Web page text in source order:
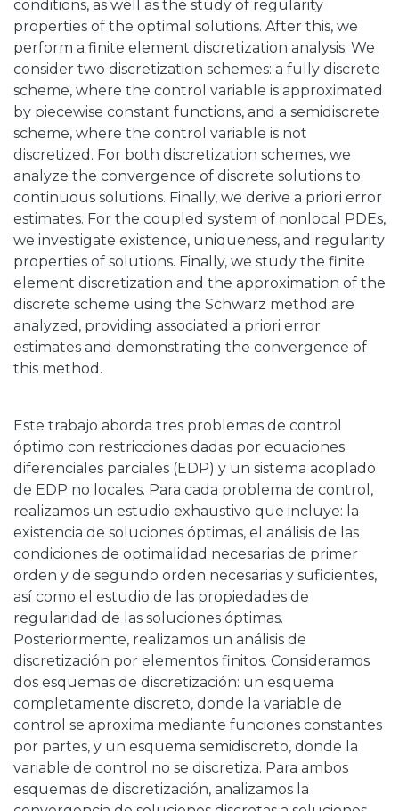
conditions, as well as the study of regularity
properties of the optimal solutions. After this, we
perform a finite element discretization analysis. We
consider two discretization schemes: a fully discrete
scheme, where the control variable is approximated
by piecewise constant functions, and a semidiscrete
scheme, where the control variable is not
discretized. For both discretization schemes, we
analyze the convergence of discrete solutions to
continuous solutions. Finally, we derive a priori error
estimates. For the coupled system of nonlocal PDEs,
we investigate existence, uniqueness, and regularity
properties of solutions. Finally, we study the finite
element discretization and the approximation of the
discrete scheme using the Schwarz method are
analyzed, providing associated a priori error
estimates and demonstrating the convergence of
this method.
Este trabajo aborda tres problemas de control
óptimo con restricciones dadas por ecuaciones
diferenciales parciales (EDP) y un sistema acoplado
de EDP no locales. Para cada problema de control,
realizamos un estudio exhaustivo que incluye: la
existencia de soluciones óptimas, el análisis de las
condiciones de optimalidad necesarias de primer
orden y de segundo orden necesarias y suficientes,
así como el estudio de las propiedades de
regularidad de las soluciones óptimas.
Posteriormente, realizamos un análisis de
discretización por elementos finitos. Consideramos
dos esquemas de discretización: un esquema
completamente discreto, donde la variable de
control se aproxima mediante funciones constantes
por partes, y un esquema semidiscreto, donde la
variable de control no se discretiza. Para ambos
esquemas de discretización, analizamos la